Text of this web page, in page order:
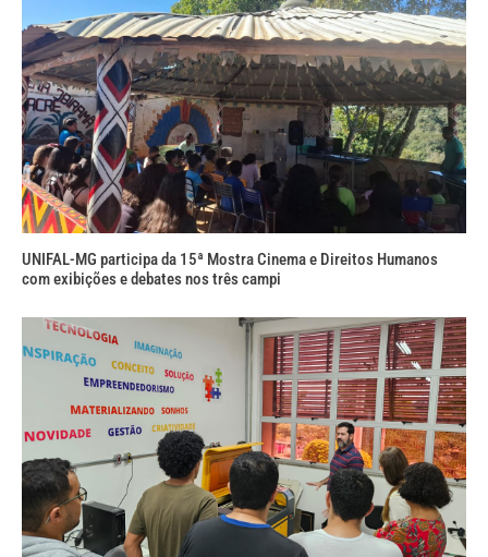
UNIFAL-MG participa da 15ª Mostra Cinema e Direitos Humanos
com exibições e debates nos três campi